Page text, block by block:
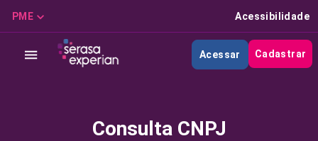
PME Acessibilidade
Acessar Cadastrar
Consulta CNPJ